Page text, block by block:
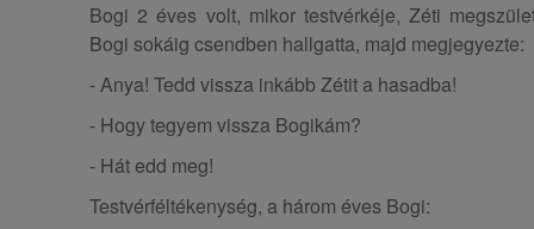
Bogi 2 éves volt, mikor testvérkéje, Zéti
Bogi sokáig csendben hallgatta, majd megjegyezte:
- Anya! Tedd vissza inkább Zétit a hasadba!
- Hogy tegyem vissza Bogikám?
- Hát edd meg!
Testvérféltékenység, a három éves Bogi: